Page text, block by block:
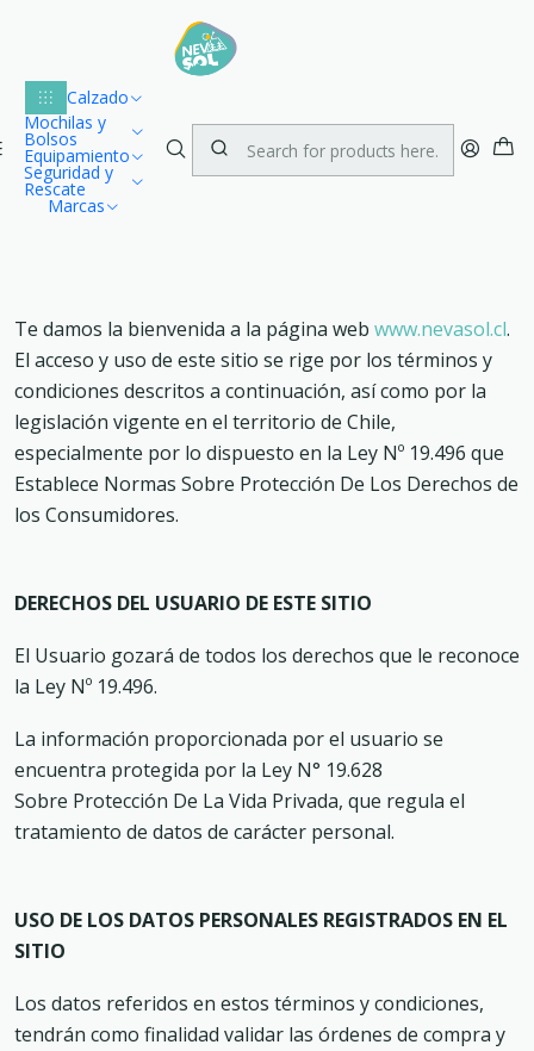
Calzado
Mochilas y
Bolsos
Equipamiento
Seguridad y
Rescate
Marcas
Envío gratuito dentro de Chile para compras desde $100.000
Términos y Condiciones
Te damos la bienvenida a la página web www.nevasol.cl.
El acceso y uso de este sitio se rige por los términos y
condiciones descritos a continuación, así como por la
legislación vigente en el territorio de Chile,
especialmente por lo dispuesto en la Ley Nº 19.496 que
Establece Normas Sobre Protección De Los Derechos de
los Consumidores.
DERECHOS DEL USUARIO DE ESTE SITIO
El Usuario gozará de todos los derechos que le reconoce
la Ley Nº 19.496.
La información proporcionada por el usuario se
encuentra protegida por la Ley N° 19.628
Sobre Protección De La Vida Privada, que regula el
tratamiento de datos de carácter personal.
USO DE LOS DATOS PERSONALES REGISTRADOS EN EL
SITIO
Los datos referidos en estos términos y condiciones,
tendrán como finalidad validar las órdenes de compra y